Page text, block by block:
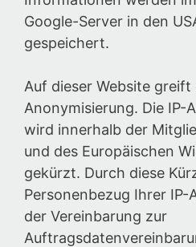
Google-Server in den
gespeichert.
Auf dieser Website greift
Anonymisierung. Die IP-
wird innerhalb der
und des Europäischen
gekürzt. Durch diese
Personenbezug Ihrer IP-
der Vereinbarung zur